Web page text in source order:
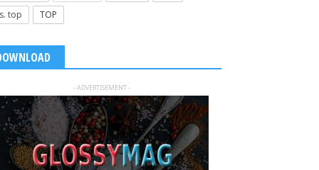
top
TOP
- ADVERTISEMENT -